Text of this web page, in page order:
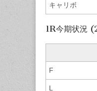
キャリボ
1R今期状況
F
L